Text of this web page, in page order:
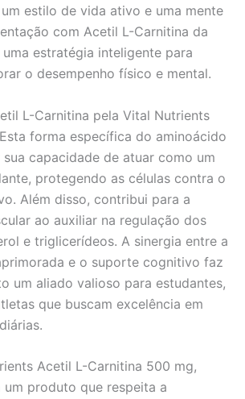
estilo de vida ativo e uma mente
com Acetil L-Carnitina da
estratégia inteligente para
o desempenho físico e mental.
L-Carnitina pela Vital Nutrients
forma específica do aminoácido
capacidade de atuar como um
protegendo as células contra o
Além disso, contribui para a
ao auxiliar na regulação dos
e triglicerídeos. A sinergia entre a
e o suporte cognitivo faz
um aliado valioso para estudantes,
que buscam excelência em
Acetil L-Carnitina 500 mg,
produto que respeita a